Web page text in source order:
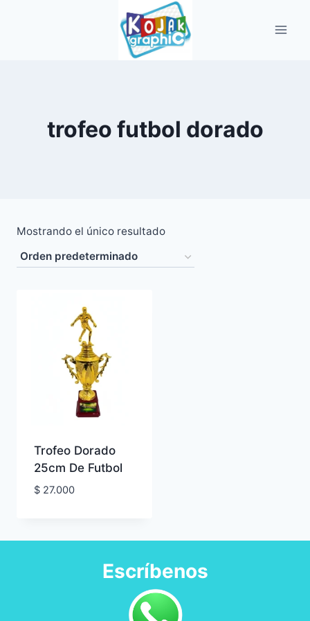
trofeo futbol dorado
Mostrando el único resultado
Trofeo Dorado
25cm De Futbol
$27.000
Escríbenos